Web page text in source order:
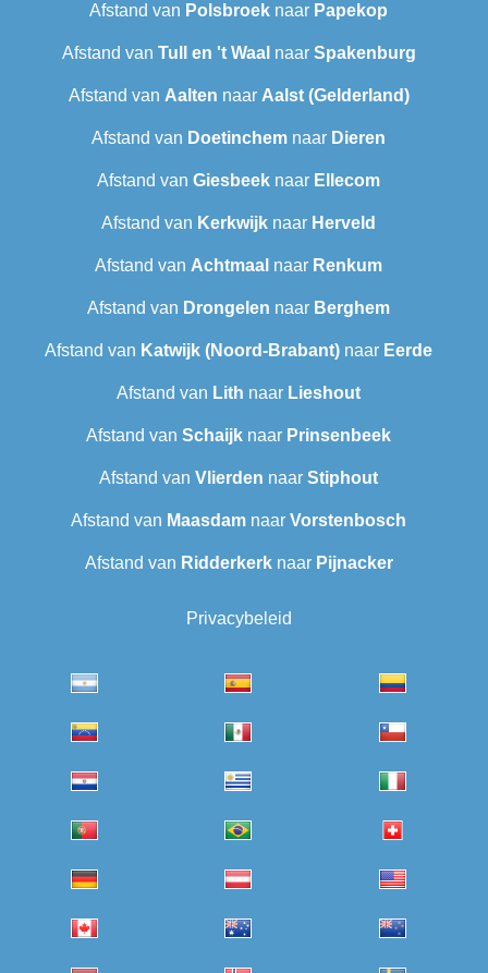
Afstand van Polsbroek naar Papekop
Afstand van Tull en 't Waal naar Spakenburg
Afstand van Aalten naar Aalst (Gelderland)
Afstand van Doetinchem naar Dieren
Afstand van Giesbeek naar Ellecom
Afstand van Kerkwijk naar Herveld
Afstand van Achtmaal naar Renkum
Afstand van Drongelen naar Berghem
Afstand van Katwijk (Noord-Brabant) naar Eerde
Afstand van Lith naar Lieshout
Afstand van Schaijk naar Prinsenbeek
Afstand van Vlierden naar Stiphout
Afstand van Maasdam naar Vorstenbosch
Afstand van Ridderkerknaar Pijnacker
Privacybeleid